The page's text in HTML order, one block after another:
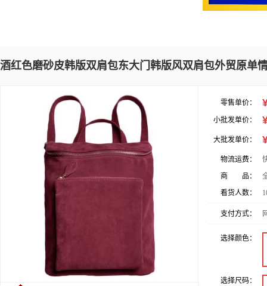
酒红色磨砂皮韩版双肩包东大门韩版风双肩包外贸原单
零售单价：
小批发单价：
大批发单价：
物流运费：
商 品：
看货人数：
支付方式：
选择颜色：
选择尺码：